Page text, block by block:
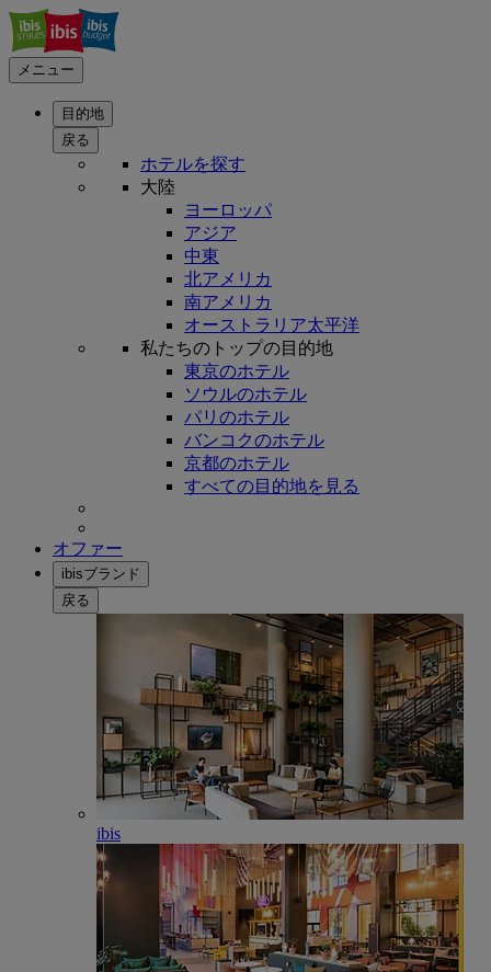
メニュー
目的地
戻る
ホテルを探す
大陸
ヨーロッパ
アジア
中東
北アメリカ
南アメリカ
オーストラリア太平洋
私たちのトップの目的地
東京のホテル
ソウルのホテル
パリのホテル
バンコクのホテル
京都のホテル
すべての目的地を見る
オファー
ibisブランド
戻る
ibis